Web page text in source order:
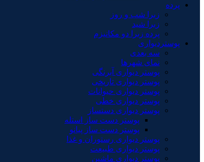
پرده
زبرا شب و روز
زبرا شید
پرده زبرا دو مکانیزم
پوستردیواری
سه بعدی
نمای شهرها
پوستر دیواری آبرنگی
پوستر دیواری تاریخی
پوستر دیواری حیوانات
پوستر دیواری خطی
پوستر دیواری دستساز
پوستر دست ساز استله
پوستر دست ساز پیانو
پوستر دیواری رستوران و غذا
پوستر دیواری طبیعت
پوستر دیواری ماشین